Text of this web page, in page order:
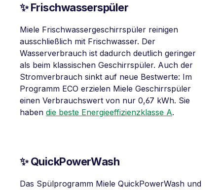
✨ Frischwasserspüler
Miele Frischwassergeschirrspüler reinigen
ausschließlich mit Frischwasser. Der
Wasserverbrauch ist dadurch deutlich geringer
als beim klassischen Geschirrspüler. Auch der
Stromverbrauch sinkt auf neue Bestwerte: Im
Programm ECO erzielen Miele Geschirrspüler
einen Verbrauchswert von nur 0,67 kWh. Sie
haben die beste Energieeffizienzklasse A.
✨ QuickPowerWash
Das Spülprogramm Miele QuickPowerWash und